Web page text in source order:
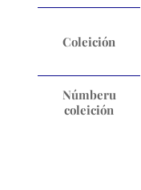
Coleición
Númberu
coleición